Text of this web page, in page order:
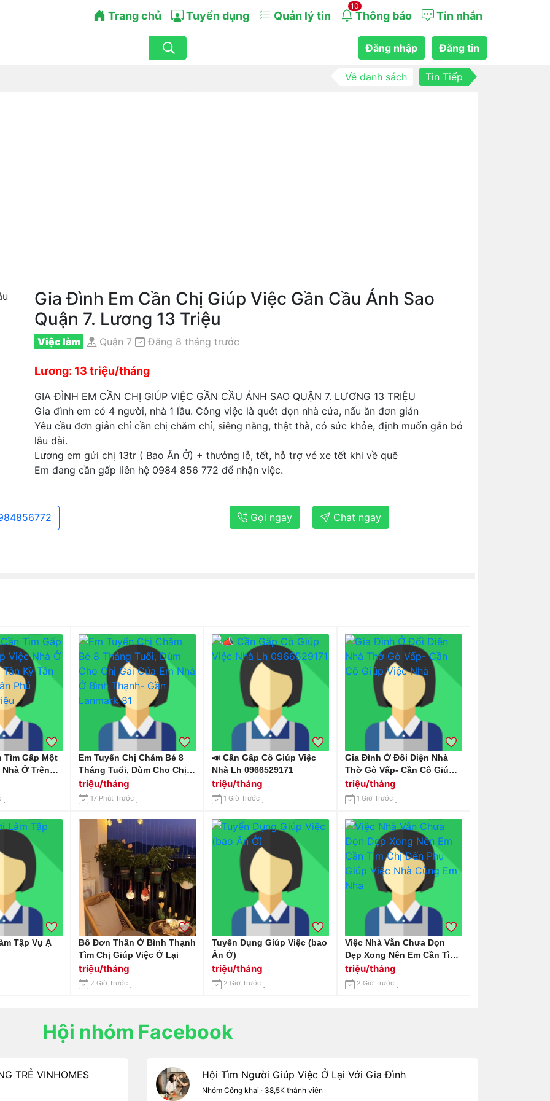
Trang chủ Tuyển dụng Quản lý tin
10
Thông báo Tin nhắn
Đăng nhập Đăng tin
Về danh sách Tin Tiếp
Gia Đình Em Cần Chị Giúp Việc Gần Cầu Ánh Sao
Quận 7. Lương 13 Triệu
Việc làm Quận 7 Đăng 8 tháng trước
Lương: 13 triệu/tháng
GIA ĐÌNH EM CẦN CHỊ GIÚP VIỆC GẦN CẦU ÁNH SAO QUẬN 7. LƯƠNG 13 TRIỆU
Gia đình em có 4 người, nhà 1 lầu. Công việc là quét dọn nhà cửa, nấu ăn đơn giản
Yêu cầu đơn giản chỉ cần chị chăm chỉ, siêng năng, thật thà, có sức khỏe, định muốn gắn bó
lâu dài.
Lương em gửi chị 13tr ( Bao Ăn Ở) + thưởng lễ, tết, hỗ trợ vé xe tết khi về quê
Em đang cần gấp liên hệ 0984 856 772 để nhận việc.
Gọi ngay Chat ngay
Tìm Gấp Một
Ở Trên
Tân Quý
Lương 14
Em Tuyển Chị Chăm Bé 8
Tháng Tuổi, Dùm Cho Chị
Gái Của Em Nhà Ở Bình
Thạnh- Gần Lanmark 81
triệu/tháng
17 Phút Trước
📣 Cần Gấp Cô Giúp Việc
Nhà Lh 0966529171
triệu/tháng
1 Giờ Trước
Gia Đình Ở Đối Diện Nhà
Thờ Gò Vấp- Cần Cô Giúp
Việc Nhà
triệu/tháng
1 Giờ Trước
Tập Vụ Ạ
Bố Đơn Thân Ở Bình Thạnh
Tìm Chị Giúp Việc Ở Lại
triệu/tháng
2 Giờ Trước
Tuyển Dụng Giúp Việc (bao
Ăn Ở)
triệu/tháng
2 Giờ Trước
Việc Nhà Vẫn Chưa Dọn
Dẹp Xong Nên Em Cần Tìm
Chị Đến Phụ Giúp Việc Nhà
Cùng Em Nha
triệu/tháng
2 Giờ Trước
Hội nhóm Facebook
TRẺ VINHOMES
Hội Tìm Người Giúp Việc Ở Lại Với Gia Đình
Nhóm Công khai · 38,5K thành viên